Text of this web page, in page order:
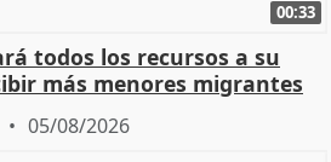
00:33
todos los recursos a su
más menores migrantes
05/08/2026